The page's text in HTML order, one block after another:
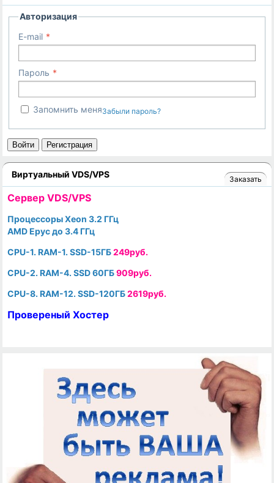
Авторизация
E-mail
Пароль
Запомнить меняЗабыли пароль?
Войти Регистрация
Виртуальный VDS/VPS Заказать
Cервер VDS/VPS
Процессоры Xeon 3.2 ГГц
AMD Epyc до 3.4 ГГц
CPU-1. RAM-1. SSD-15ГБ249руб.
CPU-2. RAM-4. SSD 60ГБ909руб.
CPU-8. RAM-12. SSD-120ГБ2619руб.
Провереный Хостер